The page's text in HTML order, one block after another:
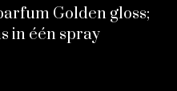
Golden gloss;
in één spray